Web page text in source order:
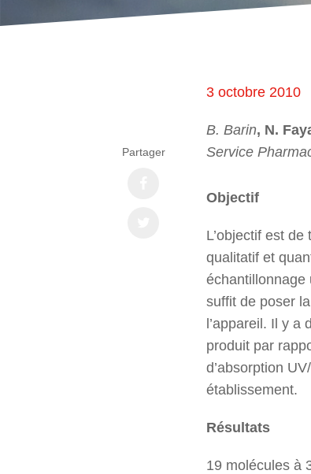
3 octobre 2010
B. Barin, N.
Service
Objectif
L’objectif est
qualitatif et
échantillonnage
suffit de poser
l’appareil. Il y a
produit par
d’absorption
établissement.
Résultats
19 molécules à
Partager